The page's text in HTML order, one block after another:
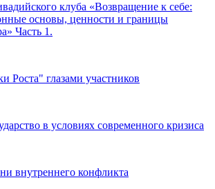
клуба «Возвращение к себе:
основы, ценности и границы
Часть 1.
Роста" глазами участников
в условиях современного кризиса
внутреннего конфликта